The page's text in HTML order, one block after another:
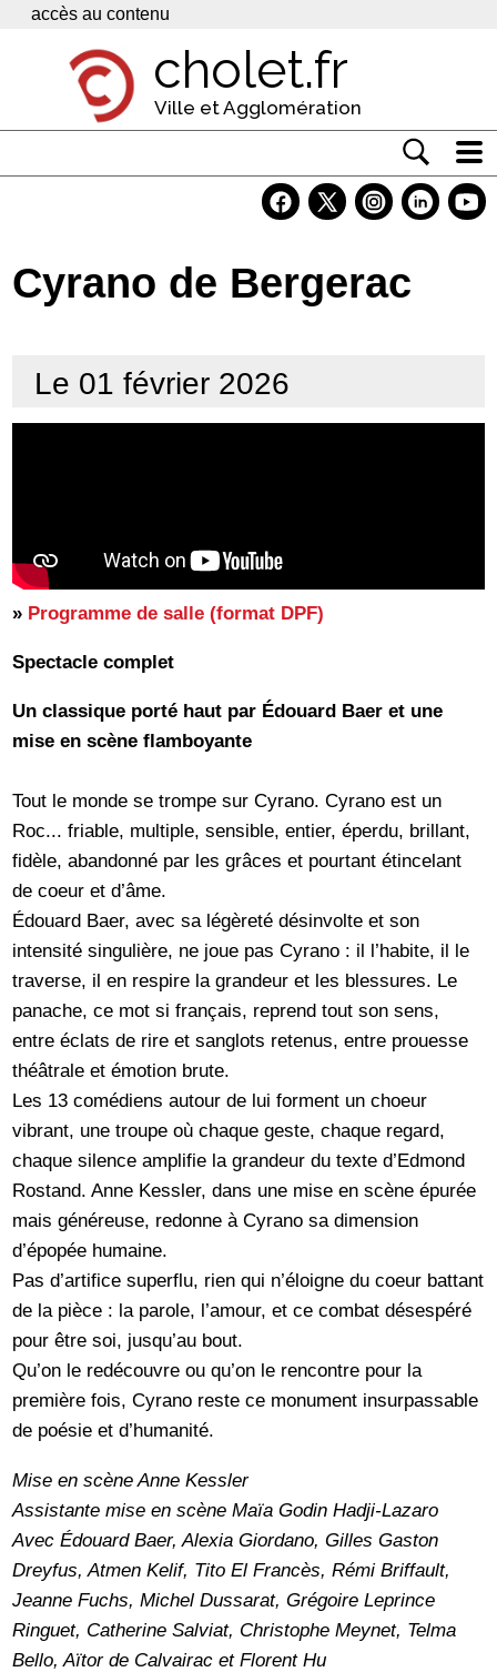
Panneau de gestion des cookies
accès au contenu
cholet.fr
Ville et Agglomération
Economie
Contacts
Cyrano de Bergerac
Le 01 février 2026
» Programme de salle (format DPF)
Spectacle complet
Un classique porté haut par Édouard Baer et une
mise en scène flamboyante
Tout le monde se trompe sur Cyrano. Cyrano est un
Roc... friable, multiple, sensible, entier, éperdu, brillant,
fidèle, abandonné par les grâces et pourtant étincelant
de coeur et d’âme.
Édouard Baer, avec sa légèreté désinvolte et son
intensité singulière, ne joue pas Cyrano : il l’habite, il le
traverse, il en respire la grandeur et les blessures. Le
panache, ce mot si français, reprend tout son sens,
entre éclats de rire et sanglots retenus, entre prouesse
théâtrale et émotion brute.
Les 13 comédiens autour de lui forment un choeur
vibrant, une troupe où chaque geste, chaque regard,
chaque silence amplifie la grandeur du texte d’Edmond
Rostand. Anne Kessler, dans une mise en scène épurée
mais généreuse, redonne à Cyrano sa dimension
d’épopée humaine.
Pas d’artifice superflu, rien qui n’éloigne du coeur battant
de la pièce : la parole, l’amour, et ce combat désespéré
pour être soi, jusqu’au bout.
Qu’on le redécouvre ou qu’on le rencontre pour la
première fois, Cyrano reste ce monument insurpassable
de poésie et d’humanité.
Mise en scène Anne Kessler
Assistante mise en scène Maïa Godin Hadji-Lazaro
Avec Édouard Baer, Alexia Giordano, Gilles Gaston
Dreyfus, Atmen Kelif, Tito El Francès, Rémi Briffault,
Jeanne Fuchs, Michel Dussarat, Grégoire Leprince
Ringuet, Catherine Salviat, Christophe Meynet, Telma
Bello, Aïtor de Calvairac et Florent Hu